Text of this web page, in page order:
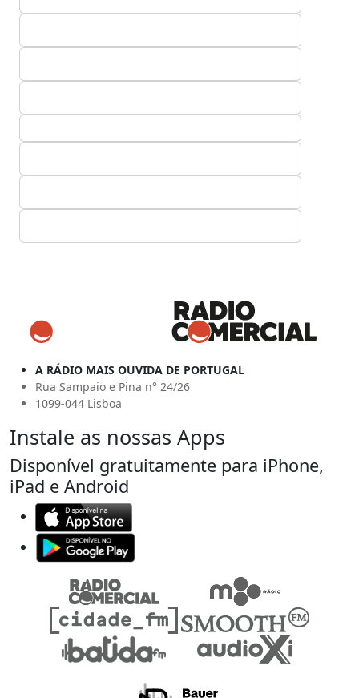
A RÁDIO MAIS OUVIDA DE PORTUGAL
Rua Sampaio e Pina n° 24/26
1099-044 Lisboa
Instale as nossas Apps
Disponível gratuitamente para iPhone,
iPad e Android